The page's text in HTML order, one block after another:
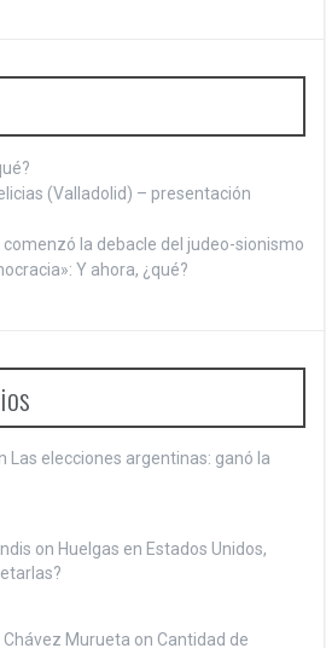
(Valladolid) – presentación
comenzó la debacle del judeo-sionismo
Y ahora, ¿qué?
Las elecciones argentinas: ganó la
on Huelgas en Estados Unidos,
Murueta on Cantidad de